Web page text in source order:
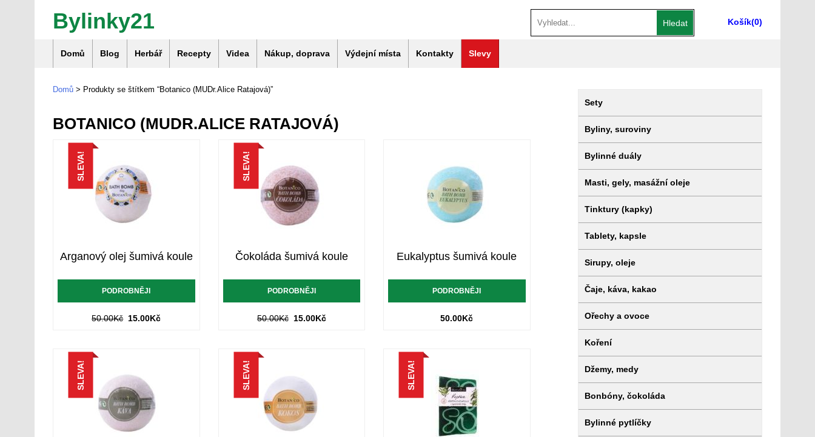
Bylinky21 Košík(0)
Hledat
Domů Blog Herbář Recepty Videa Nákup, doprava Výdejní místa Kontakty Slevy
Domů > Produkty se štítkem “Botanico (MUDr.Alice Ratajová)”
BOTANICO (MUDR.ALICE RATAJOVÁ)
SLEVA!
Arganový olej šumivá koule
PODROBNĚJI
50.00Kč 15.00Kč
SLEVA!
Čokoláda šumivá koule
PODROBNĚJI
50.00Kč 15.00Kč
Eukalyptus šumivá koule
PODROBNĚJI
50.00Kč
SLEVA! SLEVA! SLEVA!
Sety
Byliny, suroviny
Bylinné duály
Masti, gely, masážní oleje
Tinktury (kapky)
Tablety, kapsle
Sirupy, oleje
Čaje, káva, kakao
Ořechy a ovoce
Koření
Džemy, medy
Bonbóny, čokoláda
Bylinné pytlíčky